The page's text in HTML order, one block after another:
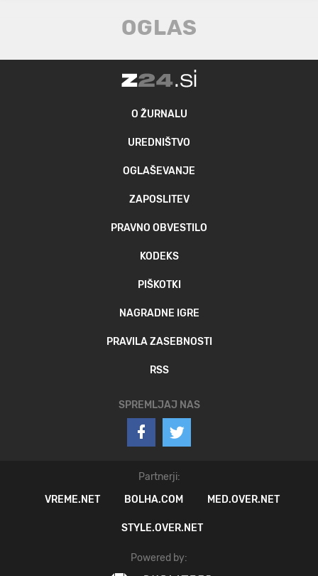
O ŽURNALU
UREDNIŠTVO
OGLAŠEVANJE
ZAPOSLITEV
PRAVNO OBVESTILO
KODEKS
PIŠKOTKI
NAGRADNE IGRE
PRAVILA ZASEBNOSTI
RSS
SPREMLJAJ NAS
Partnerji:
VREME.NET
BOLHA.COM MED.OVER.NET
STYLE.OVER.NET
Powered by: